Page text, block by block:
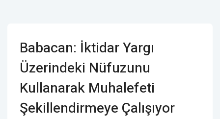
Babacan: İktidar Yargı
Üzerindeki Nüfuzunu
Kullanarak Muhalefeti
Şekillendirmeye Çalışıyor